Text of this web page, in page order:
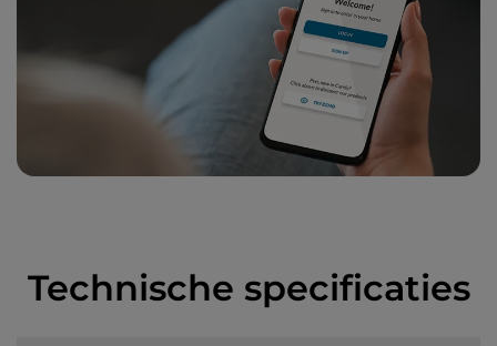
Technische specificaties